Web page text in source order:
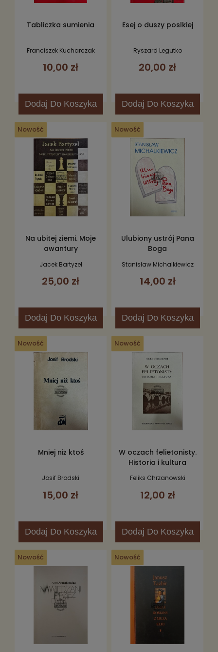
Tabliczka sumienia
Franciszek Kucharczak
10,00 zł
Dodaj Do Koszyka
Esej o duszy poslkiej
Ryszard Legutko
20,00 zł
Dodaj Do Koszyka
Na ubitej ziemi. Moje
awantury
Jacek Bartyzel
25,00 zł
Dodaj Do Koszyka
Nowość
Ulubiony ustrój Pana
Boga
Stanisław Michalkiewicz
14,00 zł
Dodaj Do Koszyka
Nowość
Mniej niż ktoś
Josif Brodski
15,00 zł
Dodaj Do Koszyka
Nowość
W oczach felietonisty.
Historia i kultura
Feliks Chrzanowski
12,00 zł
Dodaj Do Koszyka
Nowość
Nowość Nowość